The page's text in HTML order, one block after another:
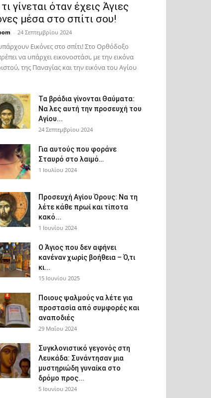
γίνεται όταν έχεις Άγιες
μέσα στο σπίτι σου!
- 24 Σεπτεμβρίου 2024
Εικόνες στο σπίτι! Στο Ορθόδοξο
να υπάρχει εικονοστάσι, με την εικόνα
της Παν­αγίας και την εικόνα του Αγίου
Τα βράδια γίνονται Θαύματα:
Να λες αυτή την προσευχή του
Αγίου...
24 Σεπτεμβρίου 2024
Για αυτούς που φοράνε
Σταυρό στο λαιμό…
1 Ιουλίου 2024
Προσευχή Αγίου Όρους: Να τη
λέτε κάθε πρωί και τίποτα
κακό...
1 Ιουνίου 2024
Ο Άγιος που δεν αφήνει
κανέναν χωρίς βοήθεια – Ό,τι
κι...
15 Ιουνίου 2025
Ποιους ψαλμούς να λέτε για
προστασία από συμφορές και
αναποδιές
29 Μαΐου 2024
Συγκλονιστικό γεγονός στη
Λευκάδα: Συνάντησαν μια
μυστηριώδη γυναίκα στο
δρόμο προς...
5 Ιουνίου 2024